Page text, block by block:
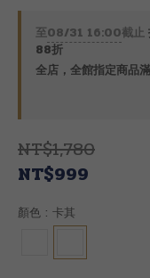
至08/31 16:00截止
88折
全店，全館指定商品
NT$1,780
NT$999
顏色 : 卡其